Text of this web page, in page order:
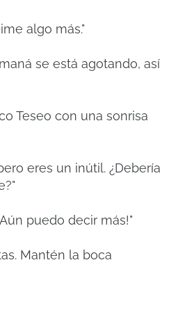
algo más."
se está agotando, así
Teseo con una sonrisa
eres un inútil. ¿Debería
puedo decir más!"
Mantén la boca